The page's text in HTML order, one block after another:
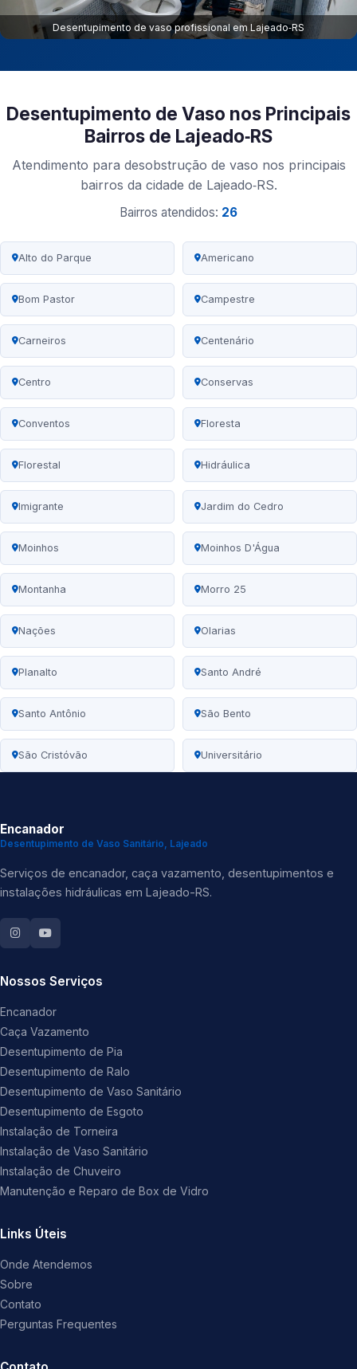
Desentupimento de vaso profissional em Lajeado‑RS
Desentupimento de Vaso nos Principais
Bairros de Lajeado‑RS
Atendimento para desobstrução de vaso nos principais
bairros da cidade de Lajeado‑RS.
Bairros atendidos: 26
Alto do Parque Americano
Bom Pastor Campestre
Carneiros Centenário
Centro Conservas
Conventos Floresta
Florestal Hidráulica
Imigrante Jardim do Cedro
Moinhos Moinhos D'Água
Montanha Morro 25
Nações Olarias
Planalto Santo André
Santo Antônio São Bento
São Cristóvão Universitário
Encanador
Desentupimento de Vaso Sanitário, Lajeado
Serviços de encanador, caça vazamento, desentupimentos e
instalações hidráulicas em Lajeado-RS.
Nossos Serviços
Encanador
Caça Vazamento
Desentupimento de Pia
Desentupimento de Ralo
Desentupimento de Vaso Sanitário
Desentupimento de Esgoto
Instalação de Torneira
Instalação de Vaso Sanitário
Instalação de Chuveiro
Manutenção e Reparo de Box de Vidro
Links Úteis
Onde Atendemos
Sobre
Contato
Perguntas Frequentes